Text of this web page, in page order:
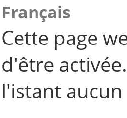
Français
Cette page
d'être
l'istant